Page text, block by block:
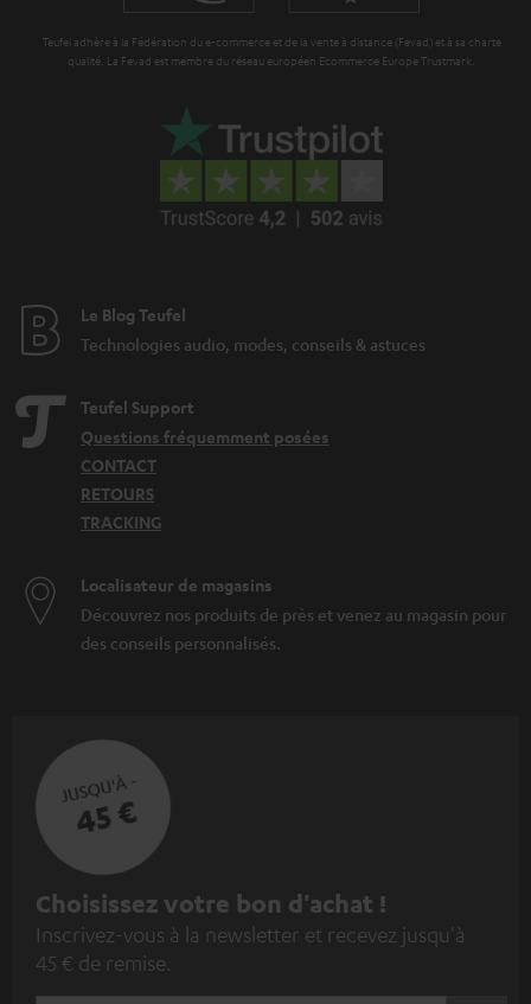
i
Teufel adhère à la Fédération du e-commerce et de la vente à distance (Fevad) et à sa charte
qualité. La Fevad est membre du réseau européen Ecommerce Europe Trustmark.
Le Blog Teufel
Technologies audio, modes, conseils & astuces
Teufel Support
Questions fréquemment posées
CONTACT
RETOURS
TRACKING
Localisateur de magasins
Découvrez nos produits de près et venez au magasin pour
des conseils personnalisés.
JUSQU'À -
45 €
I
n
s
Choisissez votre bon d'achat !
Inscrivez-vous à la newsletter et recevez jusqu'à
45 € de remise.